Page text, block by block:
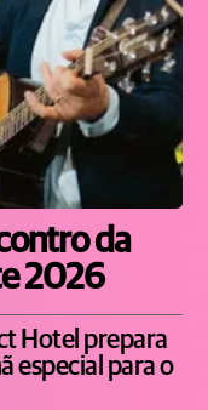
da
2026
Hotel prepara
especial para o